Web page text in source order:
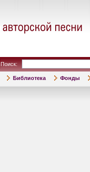
Поиск:
Библиотека Фонды